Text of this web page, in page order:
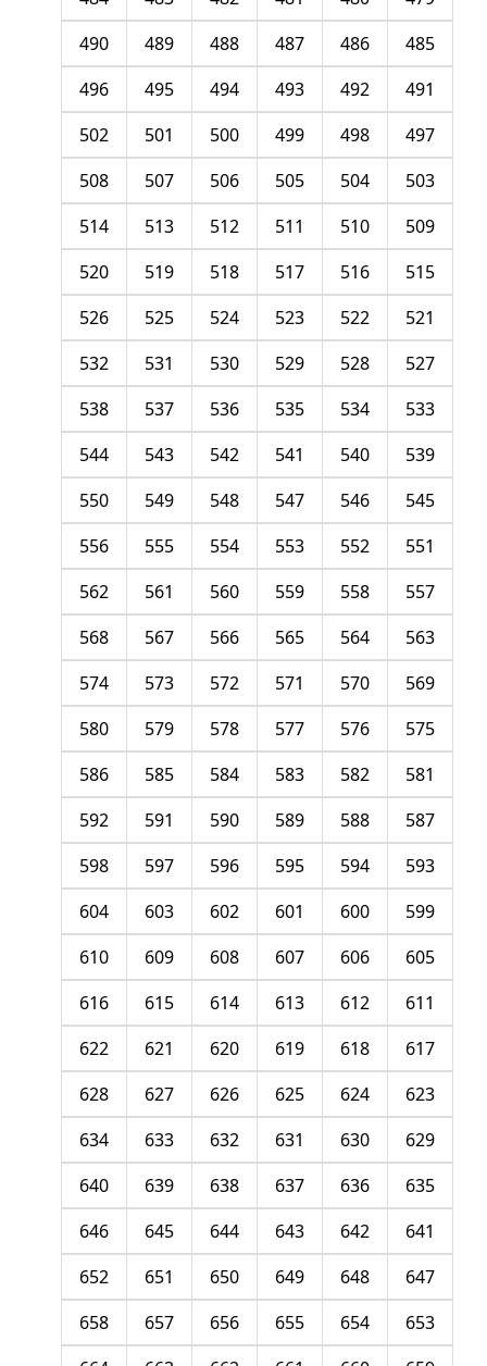
485
486
487
488
489
490
491
492
493
494
495
496
497
498
499
500
501
502
503
504
505
506
507
508
509
510
511
512
513
514
515
516
517
518
519
520
521
522
523
524
525
526
527
528
529
530
531
532
533
534
535
536
537
538
539
540
541
542
543
544
545
546
547
548
549
550
551
552
553
554
555
556
557
558
559
560
561
562
563
564
565
566
567
568
569
570
571
572
573
574
575
576
577
578
579
580
581
582
583
584
585
586
587
588
589
590
591
592
593
594
595
596
597
598
599
600
601
602
603
604
605
606
607
608
609
610
611
612
613
614
615
616
617
618
619
620
621
622
623
624
625
626
627
628
629
630
631
632
633
634
635
636
637
638
639
640
641
642
643
644
645
646
647
648
649
650
651
652
653
654
655
656
657
658